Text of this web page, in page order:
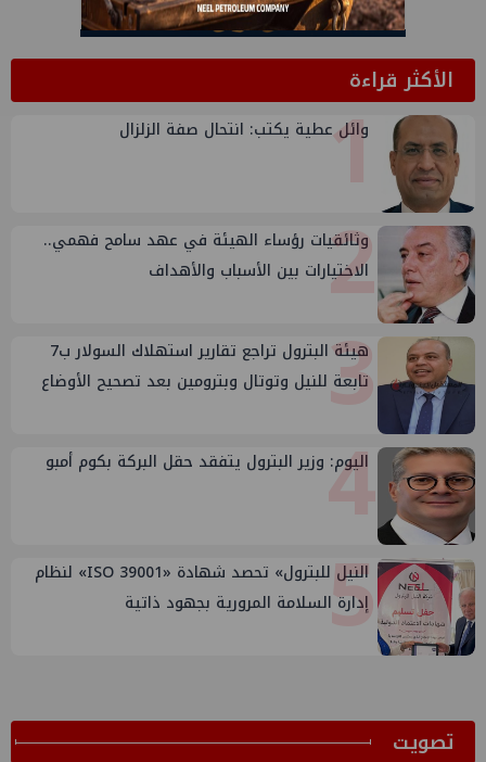
الأكثر قراءة1
وائل عطية يكتب: انتحال صفة الزلزال
2
وثائقيات رؤساء الهيئة في عهد سامح فهمي..
الاختيارات بين الأسباب والأهداف
3
هيئة البترول تراجع تقارير استهلاك السولار ب7
تابعة للنيل وتوتال وبترومين بعد تصحيح الأوضاع
4
اليوم: وزير البترول يتفقد حقل البركة بكوم أمبو
5
النيل للبترول» تحصد شهادة «ISO 39001» لنظام
إدارة السلامة المرورية بجهود ذاتية
ﺗﺼﻮﻳﺖ